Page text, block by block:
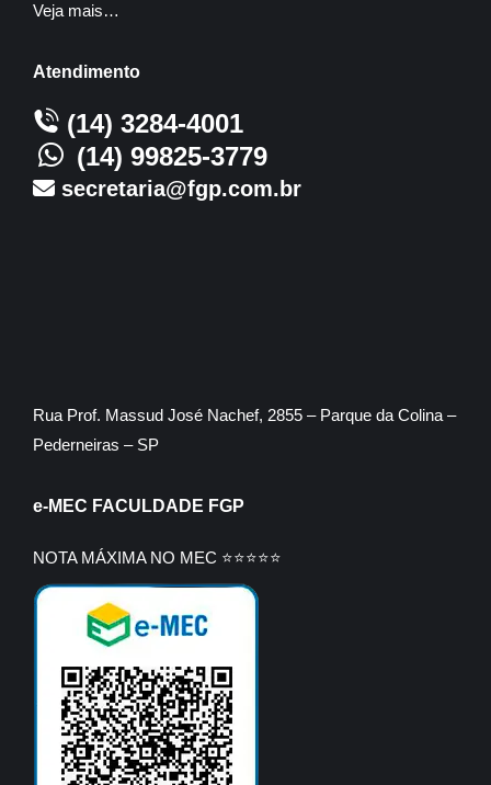
Veja mais…
Atendimento
(14) 3284-4001
(14) 99825-3779
secretaria@fgp.com.br
Rua Prof. Massud José Nachef, 2855 – Parque da Colina –
Pederneiras – SP
e-MEC FACULDADE FGP
NOTA MÁXIMA NO MEC ⭐⭐⭐⭐⭐